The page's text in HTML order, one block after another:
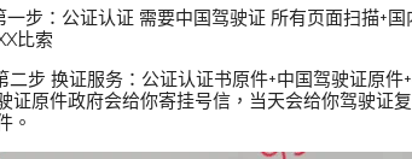
一步：公证认证 需要中国驾驶证 所有页面扫描+
比索
二步 换证服务：公证认证书原件+中国驾驶证原
证原件政府会给你寄挂号信，当天会给你驾驶证
。